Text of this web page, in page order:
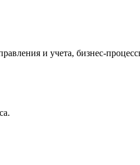
и учета, бизнес-